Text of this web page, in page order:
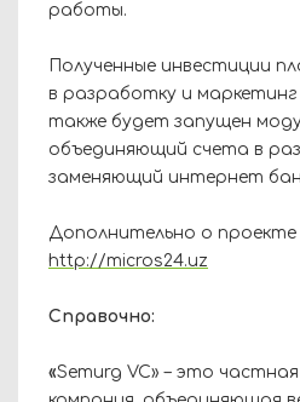
работы.
Полученные инвестиции
в разработку и
также будет запущен
объединяющий счета в
заменяющий интернет
Дополнительно о проекте
http://micros24.uz
Справочно:
«Semurg VC» – это